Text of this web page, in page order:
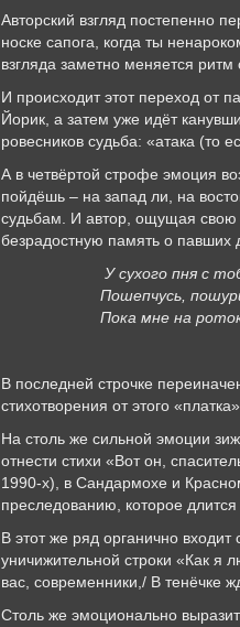
Авторский взгляд постепенно
носке сапога, когда ты
взгляда заметно меняется
И происходит этот переход от
Йорик, а затем уже идёт
ровесников судьба: «атака (то
А в четвёртой строфе эмоция
пойдёшь – на запад ли, на
судьбам. И автор, ощущая свою
безрадостную память о павших
У сухого пня с
Пошепчусь,
Пока мне на
В последней строчке
стихотворения от этого
На столь же сильной эмоции
отнести стихи «Вот он,
1990-х), в Сандармохе и
преследованию, которое
В этот же ряд органично
уничижительной строки «Как
вас, современники,/ В тенёчке
Столь же эмоционально